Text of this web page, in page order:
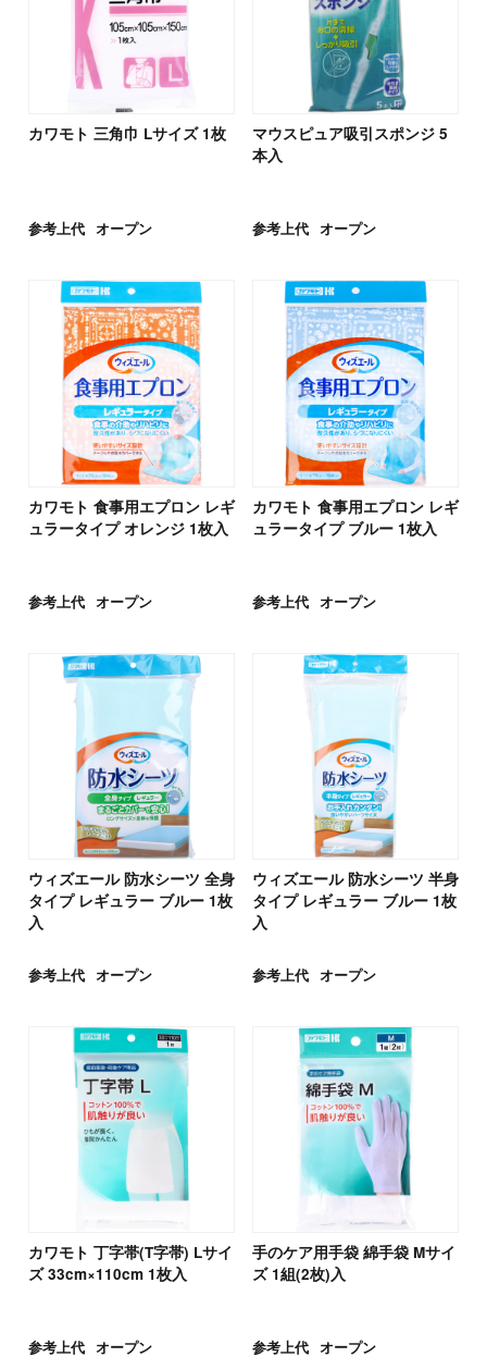
カワモト 三角巾 Lサイズ 1枚
参考上代 オープン
マウスピュア吸引スポンジ 5
本入
参考上代 オープン
カワモト 食事用エプロン レギ
ュラータイプ オレンジ 1枚入
参考上代 オープン
カワモト 食事用エプロン レギ
ュラータイプ ブルー 1枚入
参考上代 オープン
ウィズエール 防水シーツ 全身
タイプ レギュラー ブルー 1枚
入
参考上代 オープン
ウィズエール 防水シーツ 半身
タイプ レギュラー ブルー 1枚
入
参考上代 オープン
カワモト 丁字帯(T字帯) Lサイ
ズ 33cm×110cm 1枚入
参考上代 オープン
手のケア用手袋 綿手袋 Mサイ
ズ 1組(2枚)入
参考上代 オープン